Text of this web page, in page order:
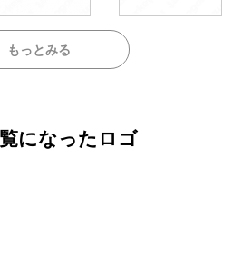
もっとみる
になったロゴ